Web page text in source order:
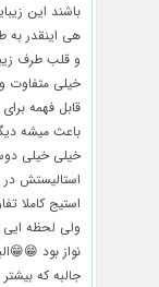
باشند این
هی اینقدر
و قلب طرف
خیلی متفاوت و
باعث میشه
خیلی خیلی
استالیستش
استیج کاملا
ولی لحظه
نواز بود
جالبه که